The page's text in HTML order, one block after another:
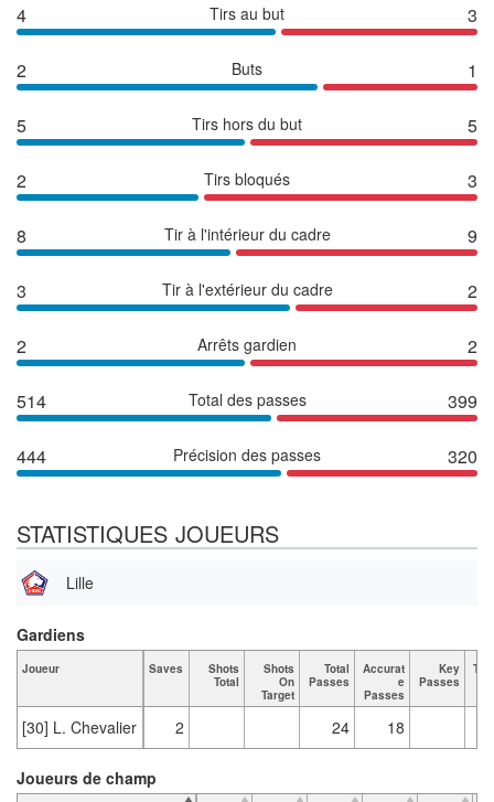
4 Tirs au but 3
2 Buts 1
5 Tirs hors du but 5
2 Tirs bloqués 3
8 Tir à l'intérieur du cadre 9
3 Tir à l'extérieur du cadre 2
2 Arrêts gardien 2
514 Total des passes 399
444 Précision des passes 320
STATISTIQUES JOUEURS
Lille
Joueur Saves
Shots
Total
Shots
On
Target
Total
Passes
Accurat
e
Passes
Key
Passes
[30] L. Chevalier 2 24 18
Gardiens
Joueurs de champ